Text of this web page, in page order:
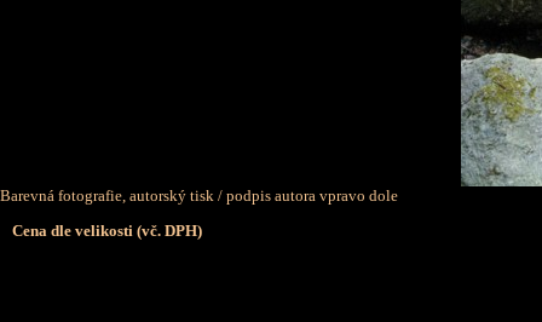
Barevná fotografie, autorský tisk / podpis autora vpravo dole
Cena dle velikosti (vč. DPH)